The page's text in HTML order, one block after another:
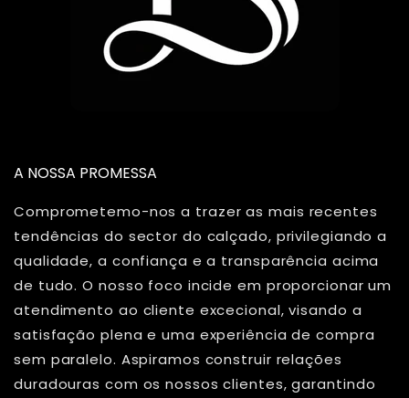
A NOSSA PROMESSA
Comprometemo-nos a trazer as mais recentes
tendências do sector do calçado, privilegiando a
qualidade, a confiança e a transparência acima
de tudo. O nosso foco incide em proporcionar um
atendimento ao cliente excecional, visando a
satisfação plena e uma experiência de compra
sem paralelo. Aspiramos construir relações
duradouras com os nossos clientes, garantindo